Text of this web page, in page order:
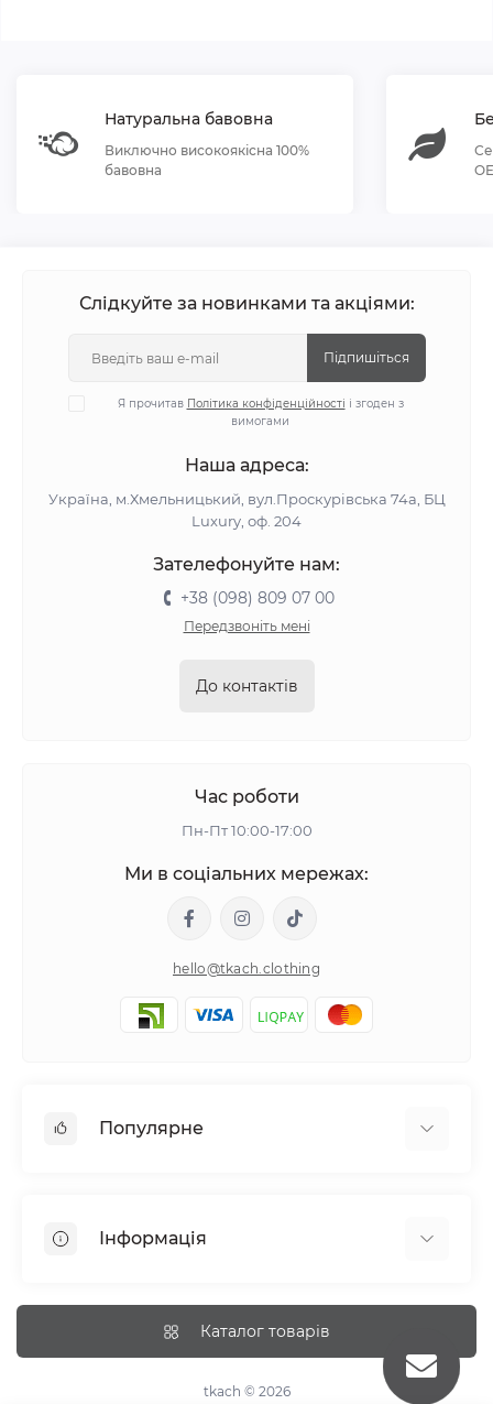
Натуральна бавовна
Виключно високоякісна 100%
бавовна
Слідкуйте за новинками та акціями:
Підпишіться
Я прочитав Політика конфіденційності і згоден з
вимогами
Наша адреса:
Україна, м.Хмельницький, вул.Проскурівська 74а, БЦ
Luxury, оф. 204
Зателефонуйте нам:
+38 (098) 809 07 00
Передзвоніть мені
До контактів
Час роботи
Пн-Пт 10:00-17:00
Ми в соціальних мережах:
hello@tkach.clothing
Популярне
Простирадла на резинці
Інформація
Доставка
Каталог товарів
tkach © 2026